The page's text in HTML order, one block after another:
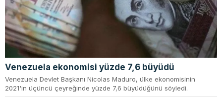
Venezuela ekonomisi yüzde 7,6 büyüdü
Venezuela Devlet Başkanı Nicolas Maduro, ülke ekonomisinin
2021'in üçüncü çeyreğinde yüzde 7,6 büyüdüğünü söyledi.